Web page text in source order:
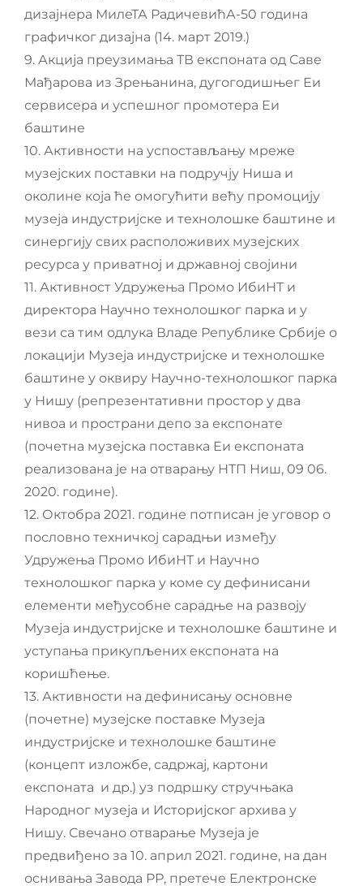
дизајнера МилеТА РадичевићА-50 година
графичког дизајна (14. март 2019.)
9. Акција преузимања ТВ експоната од Саве
Мађарова из Зрењанина, дугогодишњег Еи
сервисера и успешног промотера Еи
баштине
10. Активности на успостављању мреже
музејских поставки на подручју Ниша и
околине која ће омогућити већу промоцију
музеја индустријске и технолошке баштине и
синергију свих расположивих музејских
ресурса у приватној и државној својини
11. Активност Удружења Промо ИбиНТ и
директора Научно технолошког парка и у
вези са тим одлука Владе Републике Србије о
локацији Музеја индустријске и технолошке
баштине у оквиру Научно-технолошког парка
у Нишу (репрезентативни простор у два
нивоа и пространи депо за експонате
(почетна музејска поставка Еи експоната
реализована је на отварању НТП Ниш, 09 06.
2020. године).
12. Октобра 2021. године потписан је уговор о
пословно техничкој сарадњи између
Удружења Промо ИбиНТ и Научно
технолошког парка у коме су дефинисани
елементи међусобне сарадње на развоју
Музеја индустријске и технолошке баштине и
уступања прикупљених експоната на
коришћење.
13. Активности на дефинисању основне
(почетне) музејске поставке Музеја
индустријске и технолошке баштине
(концепт изложбе, садржај, картони
експоната и др.) уз подршку стручњака
Народног музеја и Историјског архива у
Нишу. Свечано отварање Музеја је
предвиђено за 10. април 2021. године, на дан
оснивања Завода РР, претече Електронске